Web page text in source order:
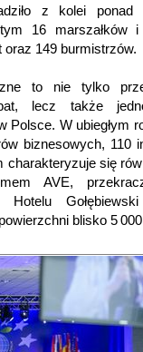
z kolei ponad
16 marszałków i
149 burmistrzów.
to nie tylko
lecz także
Polsce. W ubiegłym
biznesowych, 110
charakteryzuje się
AVE,
Hotelu
blisko 5